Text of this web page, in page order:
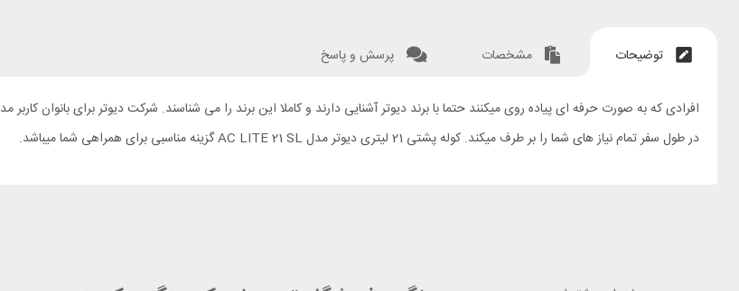
توضیحات مشخصات پرسش و پاسخ
در طول سفر تمام نیاز های شما را بر طرف میکند. کوله پشتی 21 لیتری دیوتر مدل AC LITE 21 SL گزینه مناسبی برای همراهی شما میباشد.